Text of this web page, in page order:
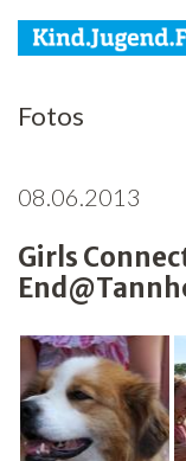
KJF
Jugend
Familie
Agenda
Netzwerk
Fotos
08.06.2013
Girls